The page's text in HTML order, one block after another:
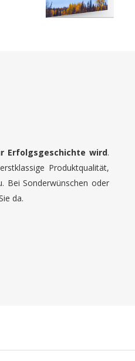
Erfolgsgeschichte wird.
Produktqualität,
Bei Sonderwünschen oder
da.